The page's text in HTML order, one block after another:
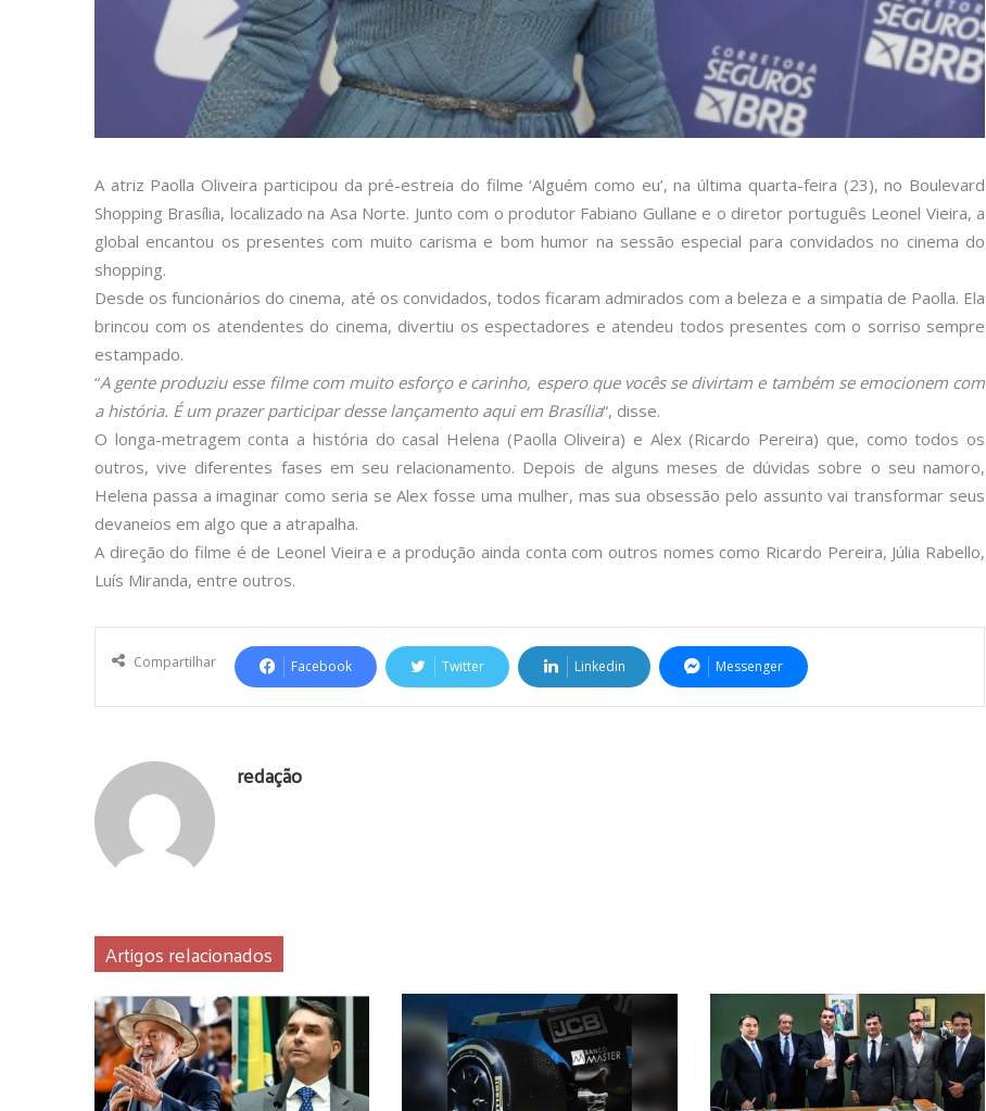
A atriz Paolla Oliveira participou da pré-estreia do filme ‘Alguém como eu’, na última quarta-feira (23), no Boulevard
Shopping Brasília, localizado na Asa Norte. Junto com o produtor Fabiano Gullane e o diretor português Leonel Vieira, a
global encantou os presentes com muito carisma e bom humor na sessão especial para convidados no cinema do
shopping.
Desde os funcionários do cinema, até os convidados, todos ficaram admirados com a beleza e a simpatia de Paolla. Ela
brincou com os atendentes do cinema, divertiu os espectadores e atendeu todos presentes com o sorriso sempre
estampado.
“A gente produziu esse filme com muito esforço e carinho, espero que vocês se divirtam e também se emocionem com
a história. É um prazer participar desse lançamento aqui em Brasília“, disse.
O longa-metragem conta a história do casal Helena (Paolla Oliveira) e Alex (Ricardo Pereira) que, como todos os
outros, vive diferentes fases em seu relacionamento. Depois de alguns meses de dúvidas sobre o seu namoro,
Helena passa a imaginar como seria se Alex fosse uma mulher, mas sua obsessão pelo assunto vai transformar seus
devaneios em algo que a atrapalha.
A direção do filme é de Leonel Vieira e a produção ainda conta com outros nomes como Ricardo Pereira, Júlia Rabello,
Luís Miranda, entre outros.
Compartilhar Facebook Twitter Linkedin Messenger
redação
Artigos relacionados